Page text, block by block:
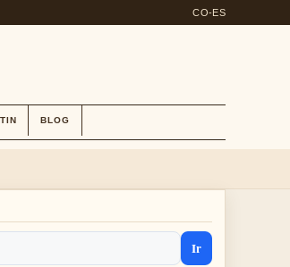
CO-ES
BLOG
Ir